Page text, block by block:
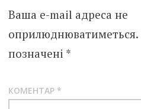
Ваша e-mail адреса не
оприлюднюватиметься.
позначені *
КОМЕНТАР *